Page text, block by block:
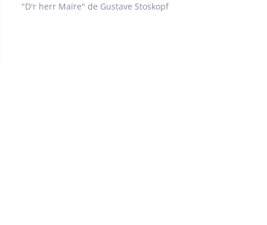
"D'r herr Maire" de Gustave Stoskopf